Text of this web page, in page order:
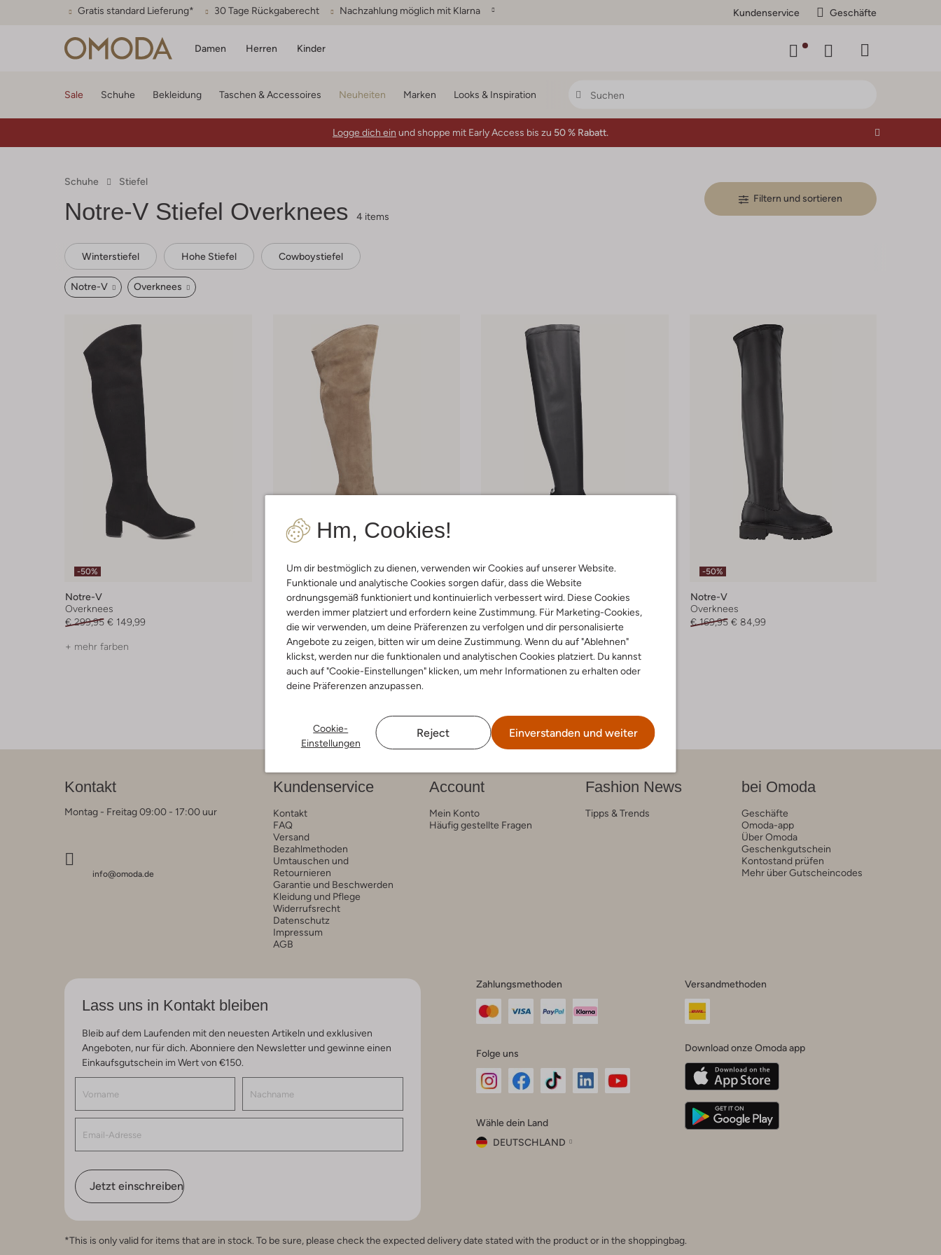
Gratis standard Lieferung* 30 Tage Rückgaberecht Nachzahlung möglich mit Klarna Kundenservice Geschäfte
Damen Herren Kinder
Hm, Cookies!
Um dir bestmöglich zu dienen, verwenden wir Cookies auf unserer Website.
Funktionale und analytische Cookies sorgen dafür, dass die Website
ordnungsgemäß funktioniert und kontinuierlich verbessert wird. Diese Cookies
werden immer platziert und erfordern keine Zustimmung. Für Marketing-Cookies,
die wir verwenden, um deine Präferenzen zu verfolgen und dir personalisierte
Angebote zu zeigen, bitten wir um deine Zustimmung. Wenn du auf "Ablehnen"
klickst, werden nur die funktionalen und analytischen Cookies platziert. Du kannst
auch auf "Cookie-Einstellungen" klicken, um mehr Informationen zu erhalten oder
deine Präferenzen anzupassen.
Cookie-
Einstellungen
Reject Einverstanden und weiter
Sale Schuhe Bekleidung Taschen & Accessoires Neuheiten Marken Looks & Inspiration
Logge dich ein und shoppe mit Early Access bis zu 50 % Rabatt.
Schuhe Stiefel
Notre-V Stiefel Overknees 4 items
Filtern und sortieren
Winterstiefel Hohe Stiefel Cowboystiefel
Notre-V Overknees
-50%
Notre-V
Overknees
€ 299,95 € 149,99
+ mehr farben
-50%
Notre-V
Overknees
€ 299,95
+ mehr farben
-70%
Notre-V
Overknees
€ 169,95
€ 50,99
-50%
Notre-V
Overknees
€ 169,95 € 84,99
Kontakt
Montag - Freitag 09:00 - 17:00 uur
info@omoda.de
Kundenservice
Kontakt
FAQ
Versand
Bezahlmethoden
Umtauschen und
Retournieren
Garantie und Beschwerden
Kleidung und Pflege
Widerrufsrecht
Datenschutz
Impressum
AGB
Account
Mein Konto
Häufig gestellte Fragen
Fashion News
Tipps & Trends
bei Omoda
Geschäfte
Omoda-app
Über Omoda
Geschenkgutschein
Kontostand prüfen
Mehr über Gutscheincodes
Lass uns in Kontakt bleiben
Bleib auf dem Laufenden mit den neuesten Artikeln und exklusiven
Angeboten, nur für dich. Abonniere den Newsletter und gewinne einen
Einkaufsgutschein im Wert von €150.
Jetzt einschreiben
Zahlungsmethoden
Folge uns
Instagram
Facebook
TikTok
Wähle dein Land
DEUTSCHLAND
Belgique
Versandmethoden
Download onze Omoda app
*This is only valid for items that are in stock. To be sure, please check the expected delivery date stated with the product or in the shoppingbag.